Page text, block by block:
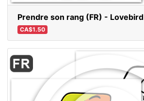
Prendre son rang (FR) - Lovebird
CA$1.50